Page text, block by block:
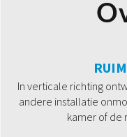
In verticale richting
andere installatie
kamer of de